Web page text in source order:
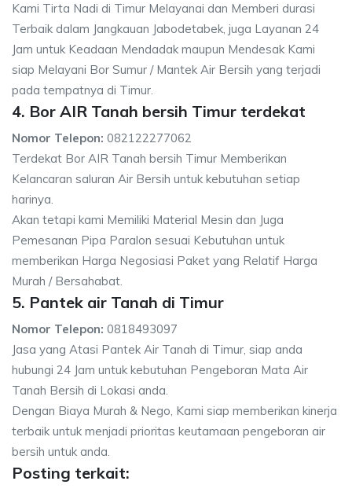
Kami Tirta Nadi di Timur Melayanai dan Memberi durasi
Terbaik dalam Jangkauan Jabodetabek, juga Layanan 24
Jam untuk Keadaan Mendadak maupun Mendesak Kami
siap Melayani Bor Sumur / Mantek Air Bersih yang terjadi
pada tempatnya di Timur.
4. Bor AIR Tanah bersih Timur terdekat
Nomor Telepon: 082122277062
Terdekat Bor AIR Tanah bersih Timur Memberikan
Kelancaran saluran Air Bersih untuk kebutuhan setiap
harinya.
Akan tetapi kami Memiliki Material Mesin dan Juga
Pemesanan Pipa Paralon sesuai Kebutuhan untuk
memberikan Harga Negosiasi Paket yang Relatif Harga
Murah / Bersahabat.
5. Pantek air Tanah di Timur
Nomor Telepon: 0818493097
Jasa yang Atasi Pantek Air Tanah di Timur, siap anda
hubungi 24 Jam untuk kebutuhan Pengeboran Mata Air
Tanah Bersih di Lokasi anda.
Dengan Biaya Murah & Nego, Kami siap memberikan kinerja
terbaik untuk menjadi prioritas keutamaan pengeboran air
bersih untuk anda.
Posting terkait: